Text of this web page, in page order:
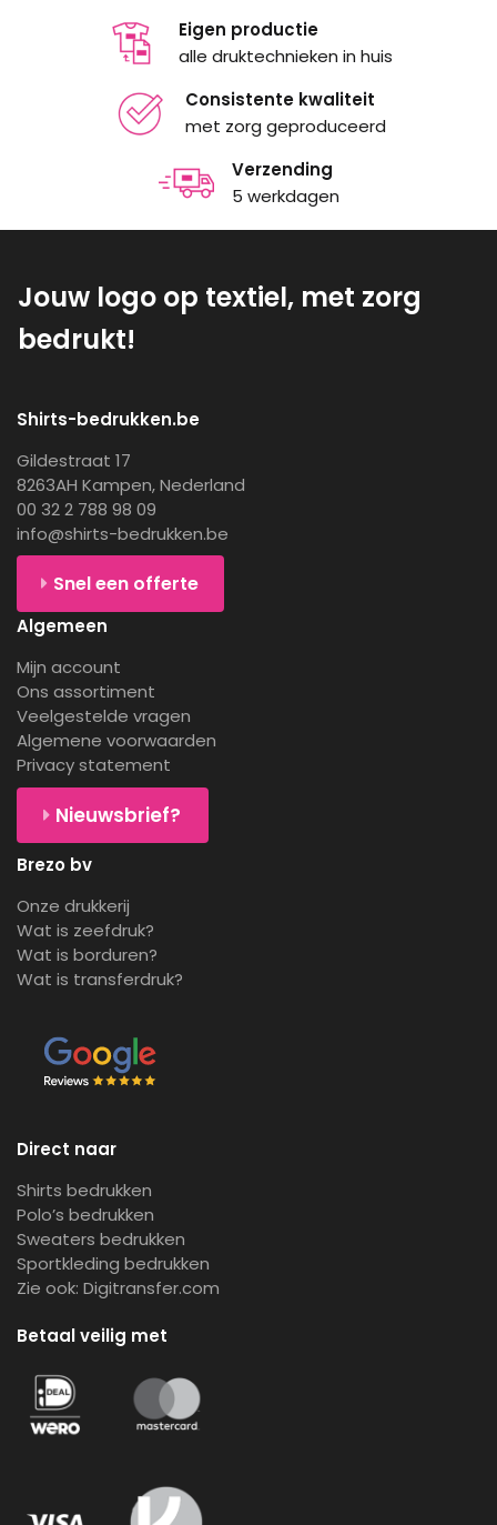
Eigen productie
alle druktechnieken in huis
Consistente kwaliteit
met zorg geproduceerd
Verzending
5 werkdagen
Jouw logo op textiel, met zorg
bedrukt!
Shirts-bedrukken.be
Gildestraat 17
8263AH Kampen, Nederland
00 32 2 788 98 09
info@shirts-bedrukken.be
Snel een offerte
Algemeen
Mijn account
Ons assortiment
Veelgestelde vragen
Algemene voorwaarden
Privacy statement
Nieuwsbrief?
Brezo bv
Onze drukkerij
Wat is zeefdruk?
Wat is borduren?
Wat is transferdruk?
Direct naar
Shirts bedrukken
Polo’s bedrukken
Sweaters bedrukken
Sportkleding bedrukken
Zie ook: Digitransfer.com
Betaal veilig met